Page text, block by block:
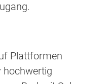
Plattformen
hochwertig